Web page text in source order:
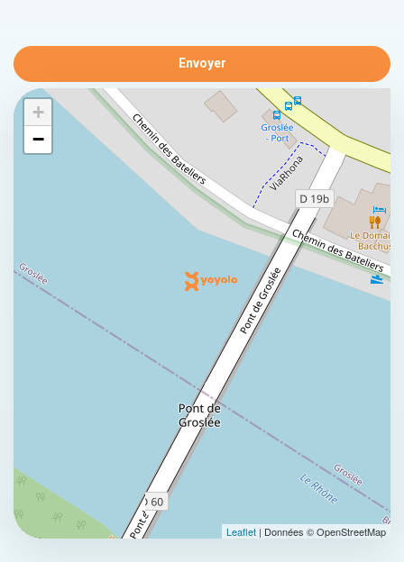
Envoyer
+
−
Leaflet | Données © OpenStreetMap